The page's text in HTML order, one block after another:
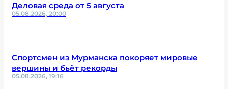
Деловая среда от 5 августа
05.08.2026, 20:00
Спортсмен из Мурманска покоряет мировые
вершины и бьёт рекорды
05.08.2026, 19:16